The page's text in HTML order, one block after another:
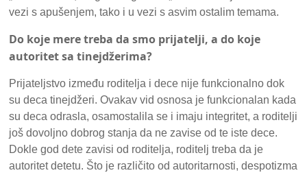
vezi s apušenjem, tako i u vezi s asvim ostalim temama.
Do koje mere treba da smo prijatelji, a do koje
autoritet sa tinejdžerima?
Prijateljstvo između roditelja i dece nije funkcionalno dok
su deca tinejdžeri. Ovakav vid osnosa je funkcionalan kada
su deca odrasla, osamostalila se i imaju integritet, a roditelji
još dovoljno dobrog stanja da ne zavise od te iste dece.
Dokle god dete zavisi od roditelja, roditelj treba da je
autoritet detetu. Što je različito od autoritarnosti, despotizma